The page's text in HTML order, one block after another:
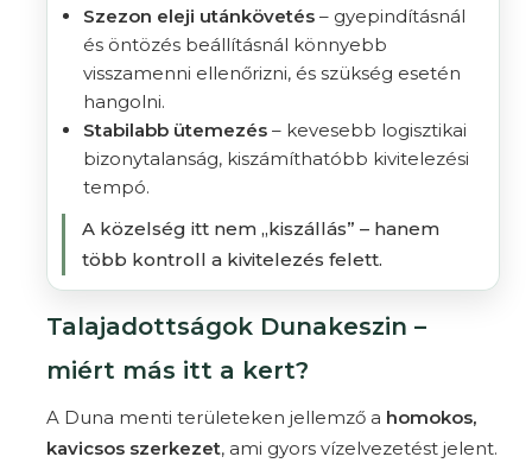
Szezon eleji utánkövetés – gyepindításnál
és öntözés beállításnál könnyebb
visszamenni ellenőrizni, és szükség esetén
hangolni.
Stabilabb ütemezés – kevesebb logisztikai
bizonytalanság, kiszámíthatóbb kivitelezési
tempó.
A közelség itt nem „kiszállás” – hanem
több kontroll a kivitelezés felett.
Talajadottságok Dunakeszin –
miért más itt a kert?
A Duna menti területeken jellemző a homokos,
kavicsos szerkezet, ami gyors vízelvezetést jelent.